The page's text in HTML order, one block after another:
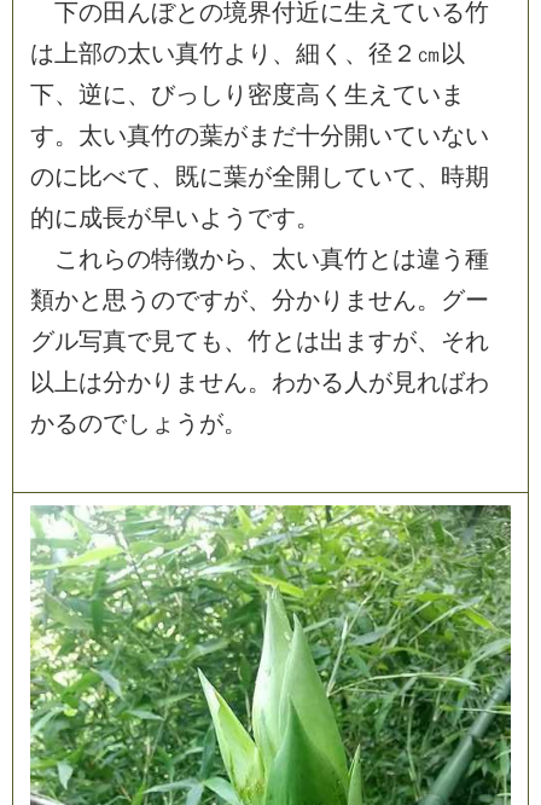
下の田 んぼとの境界付近に生 え ている竹
は 上部の太い真竹よ り 、 細 く 、 径 ２ ㎝以
下、 逆に、 びっ し り 密度高 く 生 え てい ま
す。 太い真竹の葉がま だ十分開いていない
のに 比べて、 既に葉が全開 していて、 時期
的に成長が早いよ う です。
こ れらの特徴から 、 太い真竹と は違う 種
類かと 思 う のですが、 分かり ま せん。 グー
グル写真で見て も 、 竹と は出 ま すが、 それ
以 上は分かり ま せん。 わかる 人 が見ればわ
かるのでし ょ う が。